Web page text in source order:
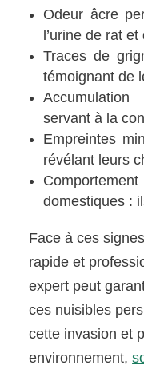
Odeur âcre
l’urine de rat
Traces de
témoignant de
servant à la
Empreintes
révélant leurs
domestiques :
Face à ces
rapide et
expert peut
ces nuisibles
cette invasion et
environnement,